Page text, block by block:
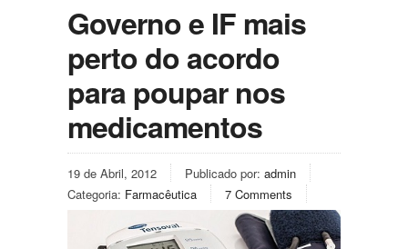
Governo e IF mais
perto do acordo
para poupar nos
medicamentos
19 de Abril, 2012 Publicado por: admin
Categoria: Farmacêutica 7 Comments